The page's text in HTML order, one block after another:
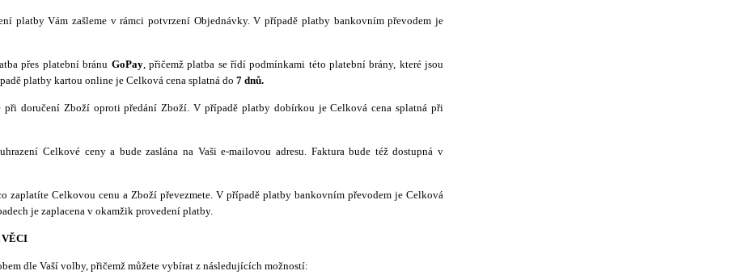
platby Vám zašleme v rámci potvrzení Objednávky. V případě platby bankovním převodem je
přes platební bránu GoPay, přičemž platba se řídí podmínkami této platební brány, které jsou
platby kartou online je Celková cena splatná do 7 dnů.
doručení Zboží oproti předání Zboží. V případě platby dobírkou je Celková cena splatná při
Celkové ceny a bude zaslána na Vaši e-mailovou adresu. Faktura bude též dostupná v
zaplatíte Celkovou cenu a Zboží převezmete. V případě platby bankovním převodem je Celková
je zaplacena v okamžik provedení platby.
VĚCI
dle Vaší volby, přičemž můžete vybírat z následujících možností: